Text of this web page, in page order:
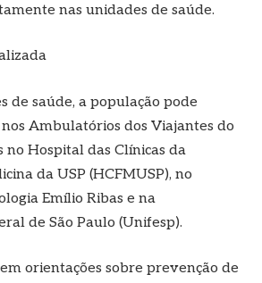
nas unidades de saúde.
de saúde, a população pode
Ambulatórios dos Viajantes do
no Hospital das Clínicas da
da USP (HCFMUSP), no
Emílio Ribas e na
de São Paulo (Unifesp).
orientações sobre prevenção de